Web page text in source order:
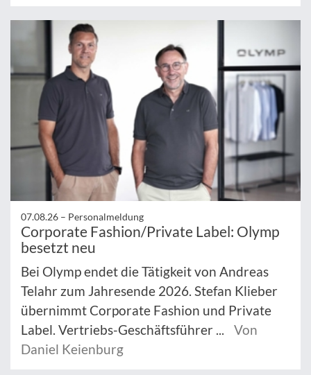
07.08.26 – Personalmeldung
Corporate Fashion/Private Label: Olymp
besetzt neu
Bei Olymp endet die Tätigkeit von Andreas
Telahr zum Jahresende 2026. Stefan Klieber
übernimmt Corporate Fashion und Private
Label. Vertriebs-Geschäftsführer ...
Von
Daniel Keienburg